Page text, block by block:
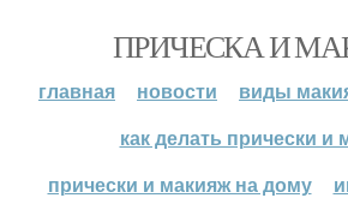
ПРИЧЕСКА И
главная новости
виды
как делать прически и
прически и макияж на дому